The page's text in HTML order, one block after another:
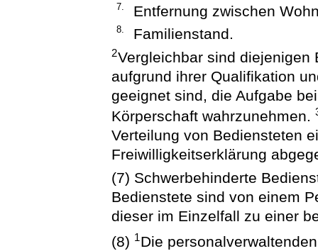
7. Entfernung zwischen
8. Familienstand.
2Vergleichbar sind diejenigen
aufgrund ihrer Qualifikation
geeignet sind, die Aufgabe
Körperschaft wahrzunehmen.
Verteilung von Bediensteten
Freiwilligkeitserklärung
(7) Schwerbehinderte
Bedienstete sind von einem
dieser im Einzelfall zu einer
(8) 1Die